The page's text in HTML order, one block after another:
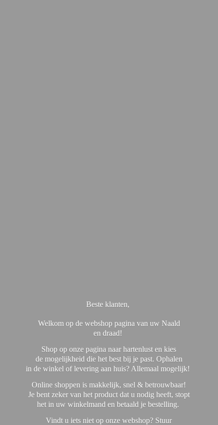
Beste klanten,
Welkom op de webshop pagina van uw Naald
en draad!
Shop op onze pagina naar hartenlust en kies
de mogelijkheid die het best bij je past. Ophalen
in de winkel of levering aan huis? Allemaal mogelijk!
Online shoppen is makkelijk, snel & betrouwbaar!
Je bent zeker van het product dat u nodig heeft, stopt
het in uw winkelmand en betaald je bestelling.
Vindt u iets niet op onze webshop? Stuur